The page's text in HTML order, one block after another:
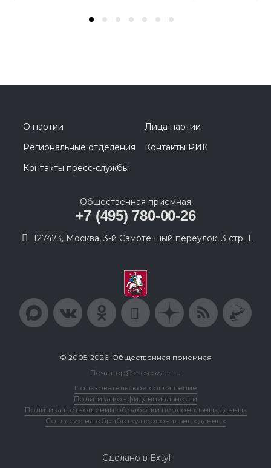
О партии
Лица партии
Региональные отделения
Контакты РИК
Контакты пресс-службы
Общественная приемная
+7 (495) 780-00-26
127473, Москва, 3-й Самотечный переулок, 3 стр. 1.
© 2005-2026, Общественная приемная
Почта: op@moscow.er.ru
Пользовательское соглашение
Политика конфиденциальности
Политика в отношении обработки персональных данных
Согласие на обработку персональных данных
Сделано в Extyl